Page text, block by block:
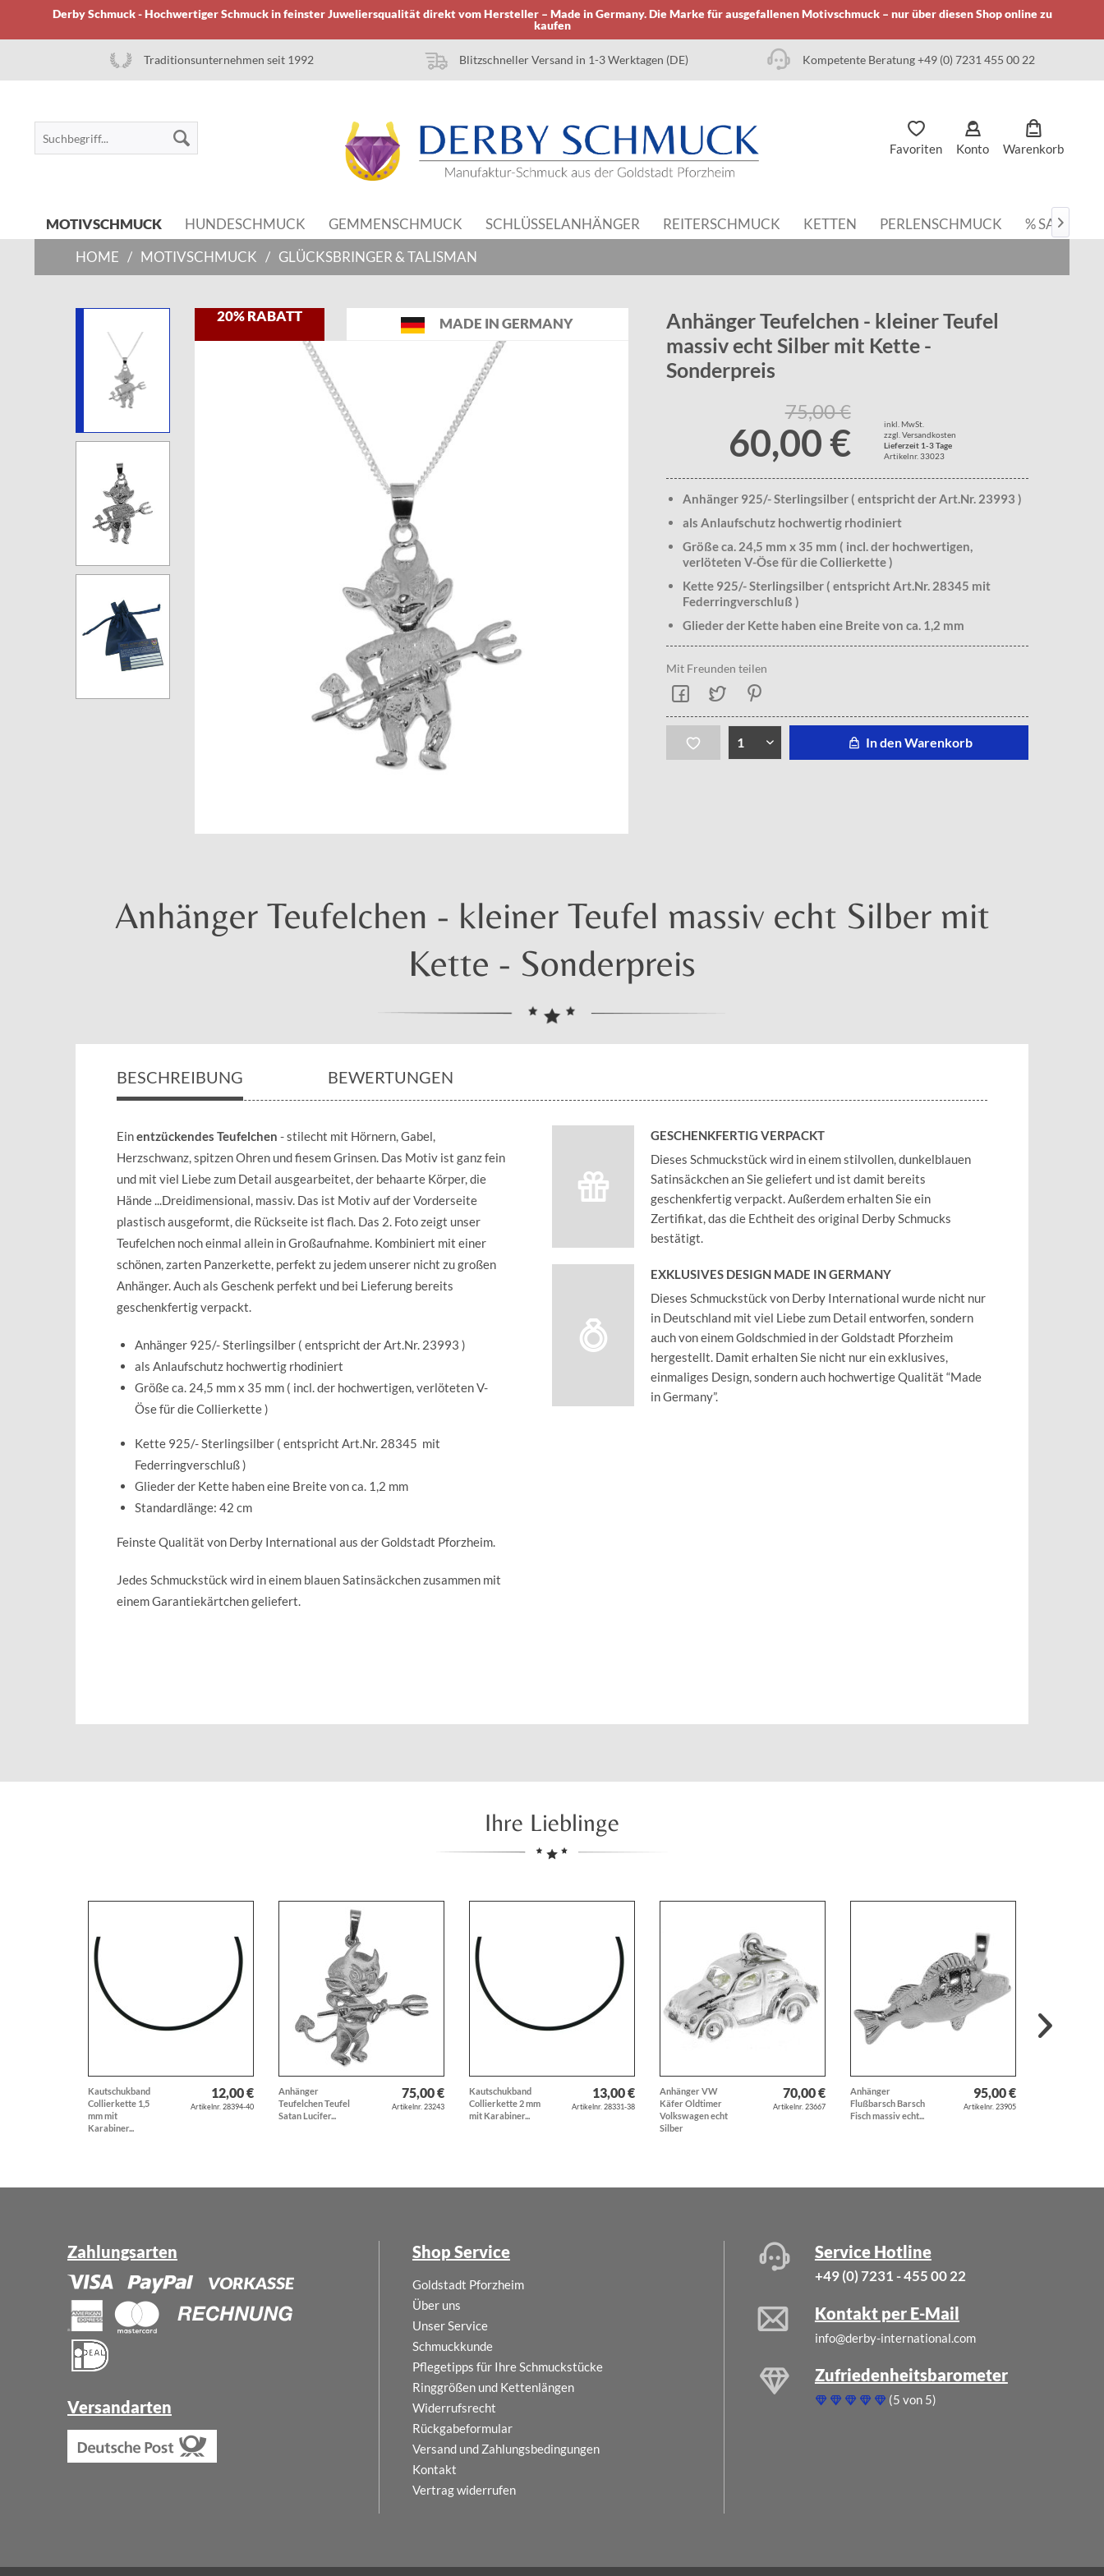
Derby Schmuck - Hochwertiger Schmuck in feinster Juweliersqualität direkt vom Hersteller – Made in Germany. Die Marke für ausgefallenen Motivschmuck – nur über diesen Shop online zu
kaufen
Traditionsunternehmen seit 1992 Blitzschneller Versand in 1-3 Werktagen (DE) Kompetente Beratung +49 (0) 7231 455 00 22
Favoriten Konto Warenkorb
MOTIVSCHMUCK HUNDESCHMUCK GEMMENSCHMUCK SCHLÜSSELANHÄNGER REITERSCHMUCK KETTEN PERLENSCHMUCK % SALE

HOME / MOTIVSCHMUCK / GLÜCKSBRINGER & TALISMAN
20% RABATT MADE IN GERMANY
Anhänger Teufelchen - kleiner Teufel
massiv echt Silber mit Kette -
Sonderpreis
75,00 €
60,00 €
inkl. MwSt.
zzgl. Versandkosten
Lieferzeit 1-3 Tage
Artikelnr. 33023
Anhänger 925/- Sterlingsilber ( entspricht der Art.Nr. 23993 )
als Anlaufschutz hochwertig rhodiniert
Größe ca. 24,5 mm x 35 mm ( incl. der hochwertigen,
verlöteten V-Öse für die Collierkette )
Kette 925/- Sterlingsilber ( entspricht Art.Nr. 28345 mit
Federringverschluß )
Glieder der Kette haben eine Breite von ca. 1,2 mm
Mit Freunden teilen
In den Warenkorb
Anhänger Teufelchen - kleiner Teufel massiv echt Silber mit
Kette - Sonderpreis
BESCHREIBUNG BEWERTUNGEN
Einentzückendes Teufelchen - stilecht mit Hörnern, Gabel,
Herzschwanz, spitzen Ohren und fiesem Grinsen. Das Motiv ist ganz fein
und mit viel Liebe zum Detail ausgearbeitet, der behaarte Körper, die
Hände ...Dreidimensional, massiv. Das ist Motiv auf der Vorderseite
plastisch ausgeformt, die Rückseite ist flach. Das 2. Foto zeigt unser
Teufelchen noch einmal allein in Großaufnahme. Kombiniert mit einer
schönen, zarten Panzerkette, perfekt zu jedem unserer nicht zu großen
Anhänger. Auch als Geschenk perfekt und bei Lieferung bereits
geschenkfertig verpackt.
Anhänger 925/- Sterlingsilber ( entspricht der Art.Nr. 23993 )
als Anlaufschutz hochwertig rhodiniert
Größe ca. 24,5 mm x 35 mm ( incl. der hochwertigen, verlöteten V-
Öse für die Collierkette )
Kette 925/- Sterlingsilber ( entspricht Art.Nr. 28345 mit
Federringverschluß )
Glieder der Kette haben eine Breite von ca. 1,2 mm
Standardlänge: 42 cm
Feinste Qualität von Derby International aus der Goldstadt Pforzheim.
Jedes Schmuckstück wird in einem blauen Satinsäckchen zusammen mit
einem Garantiekärtchen geliefert.
GESCHENKFERTIG VERPACKT
Dieses Schmuckstück wird in einem stilvollen, dunkelblauen
Satinsäckchen an Sie geliefert und ist damit bereits
geschenkfertig verpackt. Außerdem erhalten Sie ein
Zertifikat, das die Echtheit des original Derby Schmucks
bestätigt.
EXKLUSIVES DESIGN MADE IN GERMANY
Dieses Schmuckstück von Derby International wurde nicht nur
in Deutschland mit viel Liebe zum Detail entworfen, sondern
auch von einem Goldschmied in der Goldstadt Pforzheim
hergestellt. Damit erhalten Sie nicht nur ein exklusives,
einmaliges Design, sondern auch hochwertige Qualität “Made
in Germany”.
Ihre Lieblinge
Kautschukband
Collierkette 1,5
mm mit
Karabiner...
12,00 €
Artikelnr. 28394-40
Anhänger
Teufelchen Teufel
Satan Lucifer...
75,00 €
Artikelnr. 23243
Kautschukband
Collierkette 2 mm
mit Karabiner...
13,00 €
Artikelnr. 28331-38
Anhänger VW
Käfer Oldtimer
Volkswagen echt
Silber
70,00 €
Artikelnr. 23667
Anhänger
Flußbarsch Barsch
Fisch massiv echt...
95,00 €
Artikelnr. 23905
Zahlungsarten
Versandarten
Shop Service
Goldstadt Pforzheim
Über uns
Unser Service
Schmuckkunde
Pflegetipps für Ihre Schmuckstücke
Ringgrößen und Kettenlängen
Widerrufsrecht
Rückgabeformular
Versand und Zahlungsbedingungen
Kontakt
Vertrag widerrufen
Service Hotline
+49 (0) 7231 - 455 00 22
Kontakt per E-Mail
info@derby-international.com
Zufriedenheitsbarometer
(5 von 5)